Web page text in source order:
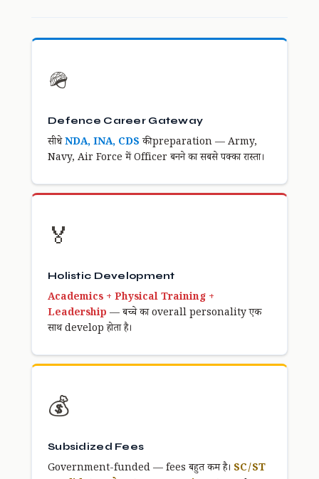
🪖
Defence Career Gateway
सीधेNDA, INA, CDS की preparation — Army,
Navy, Air Force में Officer बनने का सबसे पक्का रास्ता।
🏅
Holistic Development
Academics + Physical Training +
Leadership — बच्चे का overall personality एक
साथ develop होता है।
💰
Subsidized Fees
Government-funded — fees बहुत कम है। SC/ST